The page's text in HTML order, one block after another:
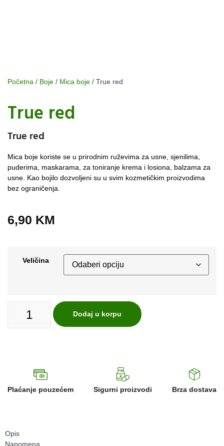
Početna / Boje / Mica boje / True red
True red
True red
Mica boje koriste se u prirodnim ruževima za usne, sjenilima,
puderima, maskarama, za toniranje krema i losiona, balzama za
usne. Kao bojilo dozvoljeni su u svim kozmetičkim proizvodima
bez ograničenja.
6,90 KM
Veličina
Dodaj u korpu
Plaćanje pouzećem Sigurni proizvodi Brza dostava
Opis
Napomena